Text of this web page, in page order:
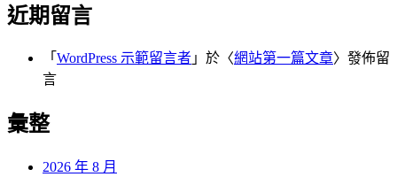
近期留言
「 WordPress 示範留言者 」於〈網站第一篇文章〉發佈留
言
彙整
2026 年 8 月